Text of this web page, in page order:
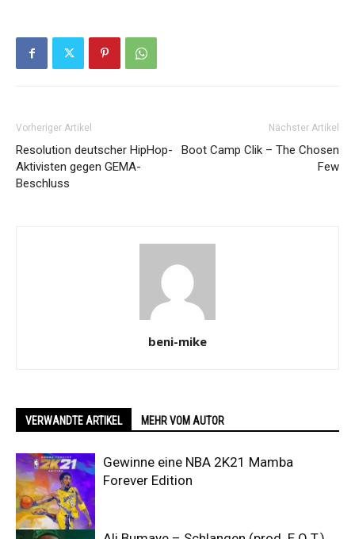
Vorheriger Artikel
Resolution deutscher HipHop-
Aktivisten gegen GEMA-
Beschluss
Nächster Artikel
Boot Camp Clik – The Chosen
Few
beni-mike
VERWANDTE ARTIKEL MEHR VOM AUTOR
Gewinne eine NBA 2K21 Mamba
Forever Edition